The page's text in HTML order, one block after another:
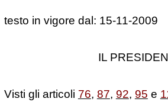
testo in vigore dal: 15-11-2009
IL
Visti gli articoli 76, 87, 92, 95 e